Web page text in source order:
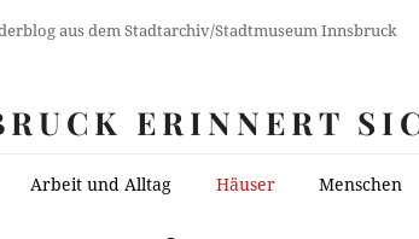
aus dem Stadtarchiv/Stadtmuseum Innsbruck
ERINNERT
Arbeit und Alltag Häuser Menschen